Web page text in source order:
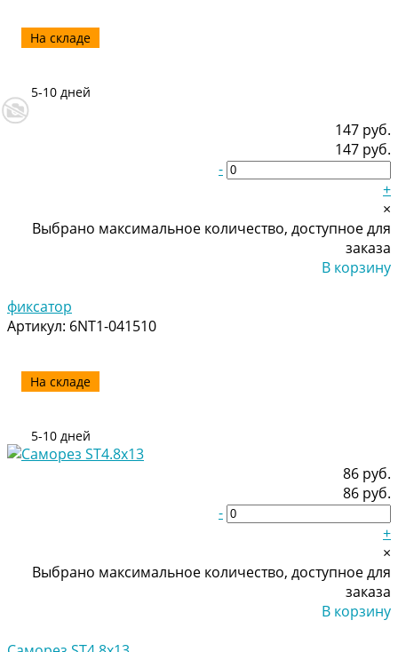
На складе
5-10 дней
147 руб.
147 руб.
-
+
×
Выбрано максимальное количество, доступное для
заказа
В корзину
фиксатор
Артикул: 6NT1-041510
На складе
5-10 дней
86 руб.
86 руб.
-
+
×
Выбрано максимальное количество, доступное для
заказа
В корзину